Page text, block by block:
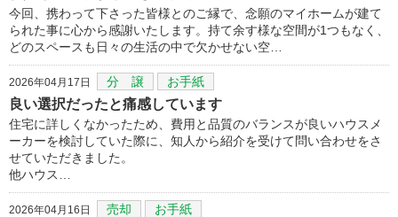
今回、携わって下さった皆様とのご縁で、念願のマイホームが建て
られた事に心から感謝いたします。持て余す様な空間が1つもなく、
どのスペースも日々の生活の中で欠かせない空…
2026年04月17日 分 譲 お手紙
良い選択だったと痛感しています
住宅に詳しくなかったため、費用と品質のバランスが良いハウスメ
ーカーを検討していた際に、知人から紹介を受けて問い合わせをさ
せていただきました。
他ハウス…
2026年04月16日 売却 お手紙